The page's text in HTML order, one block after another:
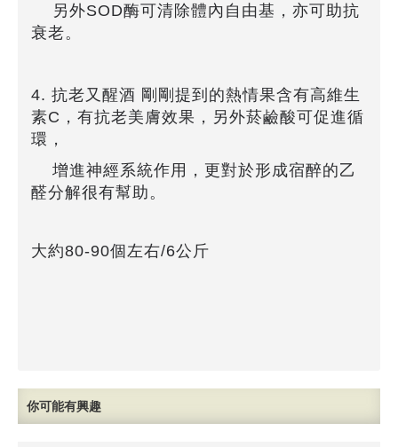
另外SOD酶可清除體內自由基，亦可助抗
衰老。
4. 抗老又醒酒 剛剛提到的熱情果含有高維生
素C，有抗老美膚效果，另外菸鹼酸可促進循
環，
增進神經系統作用，更對於形成宿醉的乙
醛分解很有幫助。
大約80-90個左右/6公斤
你可能有興趣